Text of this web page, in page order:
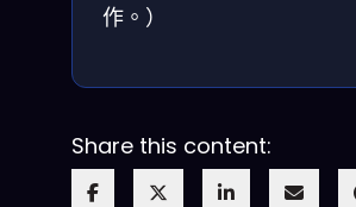
作。）
Share this content: